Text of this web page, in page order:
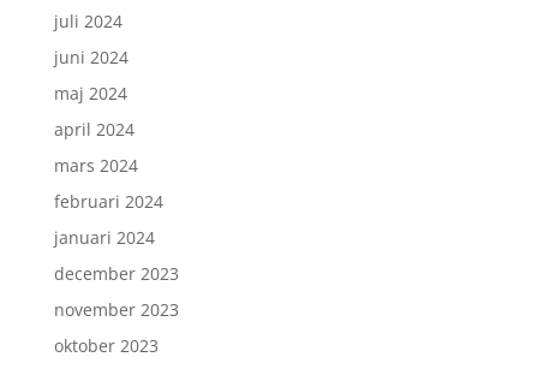
juli 2024
juni 2024
maj 2024
april 2024
mars 2024
februari 2024
januari 2024
december 2023
november 2023
oktober 2023